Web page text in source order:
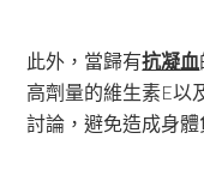
此外，當歸有抗凝血
高劑量的維生素E以
討論，避免造成身體